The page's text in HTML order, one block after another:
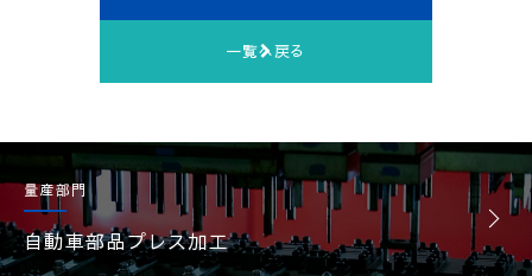
一覧へ戻る
量産部門
自動車部品プレス加工